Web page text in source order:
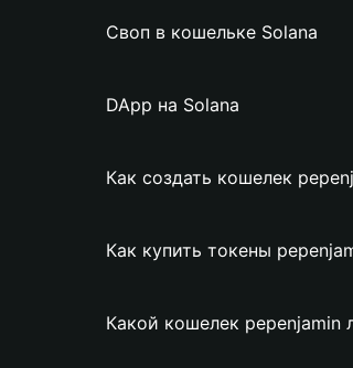
Своп в кошельке Solana
DApp на Solana
Как создать кошелек
Как купить токены
Какой кошелек pepenjamin